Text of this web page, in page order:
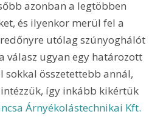
azonban a legtöbben
és ilyenkor merül fel a
utólag szúnyoghálót
válasz ugyan egy határozott
sokkal összetettebb annál,
így inkább kikértük
Árnyékolástechnikai Kft.